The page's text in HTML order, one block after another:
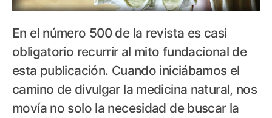
En el número 500 de la revista es casi
obligatorio recurrir al mito fundacional de
esta publicación. Cuando iniciábamos el
camino de divulgar la medicina natural, nos
movía no solo la necesidad de buscar la